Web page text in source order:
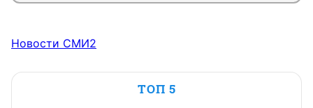
Новости СМИ2
ТОП 5